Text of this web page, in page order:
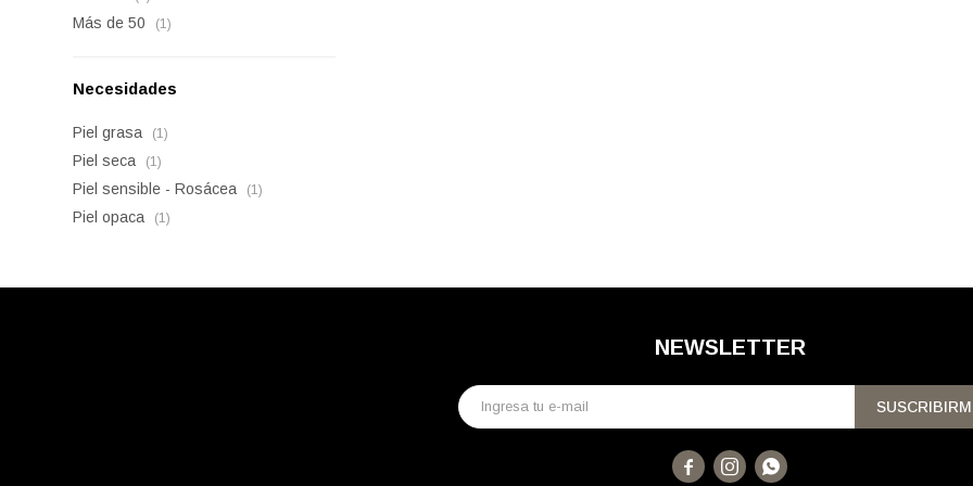
Más de 50 (1)
Necesidades
Piel grasa (1)
Piel seca (1)
Piel sensible - Rosácea (1)
Piel opaca (1)
NEWSLETTER
  